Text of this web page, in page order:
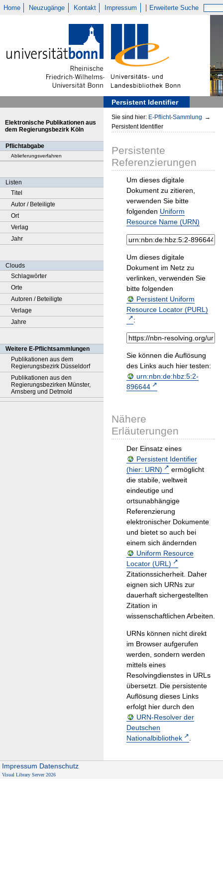
Home Neuzugänge Kontakt Impressum Erweiterte Suche
Persistent Identifier
Elektronische Publikationen aus
dem Regierungsbezirk Köln
Pflichtabgabe
Ablieferungsverfahren
Listen
Titel
Autor / Beteiligte
Ort
Verlag
Jahr
Clouds
Schlagwörter
Orte
Autoren / Beteiligte
Verlage
Jahre
Weitere E-Pflichtsammlungen
Publikationen aus dem
Regierungsbezirk Düsseldorf
Publikationen aus den
Regierungsbezirken Münster,
Arnsberg und Detmold
Sie sind hier: E-Pflicht-Sammlung →
Persistent Identifier
Persistente
Referenzierungen
Um dieses digitale
Dokument zu zitieren,
verwenden Sie bitte
folgenden Uniform
Resource Name (URN)
Um dieses digitale
Dokument im Netz zu
verlinken, verwenden Sie
bitte folgenden
Persistent Uniform
Resource Locator (PURL)
:
Sie können die Auflösung
des Links auch hier testen:
urn:nbn:de:hbz:5:2-
896644
Nähere
Erläuterungen
Der Einsatz eines
Persistent Identifier
(hier: URN)
ermöglicht
die stabile, weltweit
eindeutige und
ortsunabhängige
Referenzierung
elektronischer Dokumente
und bietet so auch bei
einem sich ändernden
Uniform Resource
Locator (URL)
Zitationssicherheit. Daher
eignen sich URNs zur
dauerhaft sichergestellten
Zitation in
wissenschaftlichen Arbeiten.
URNs können nicht direkt
im Browser aufgerufen
werden, sondern werden
mittels eines
Resolvingdienstes in URLs
übersetzt. Die persistente
Auflösung dieses Links
erfolgt hier durch den
URN-Resolver der
Deutschen
Nationalbibliothek
.
Impressum Datenschutz
Visual Library Server 2026